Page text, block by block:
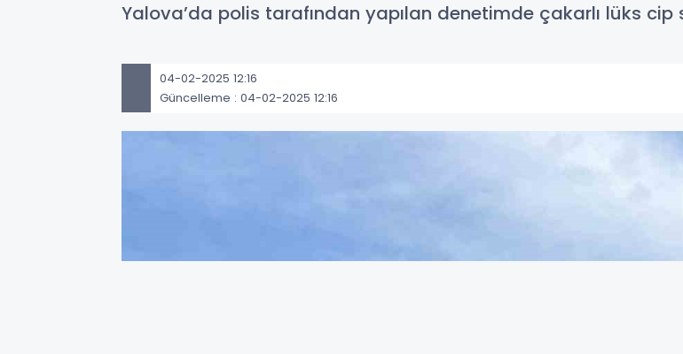
Yalova’da polis tarafından yapılan denetimde çakarlı lüks cip
04-02-2025 12:16
Güncelleme : 04-02-2025 12:16